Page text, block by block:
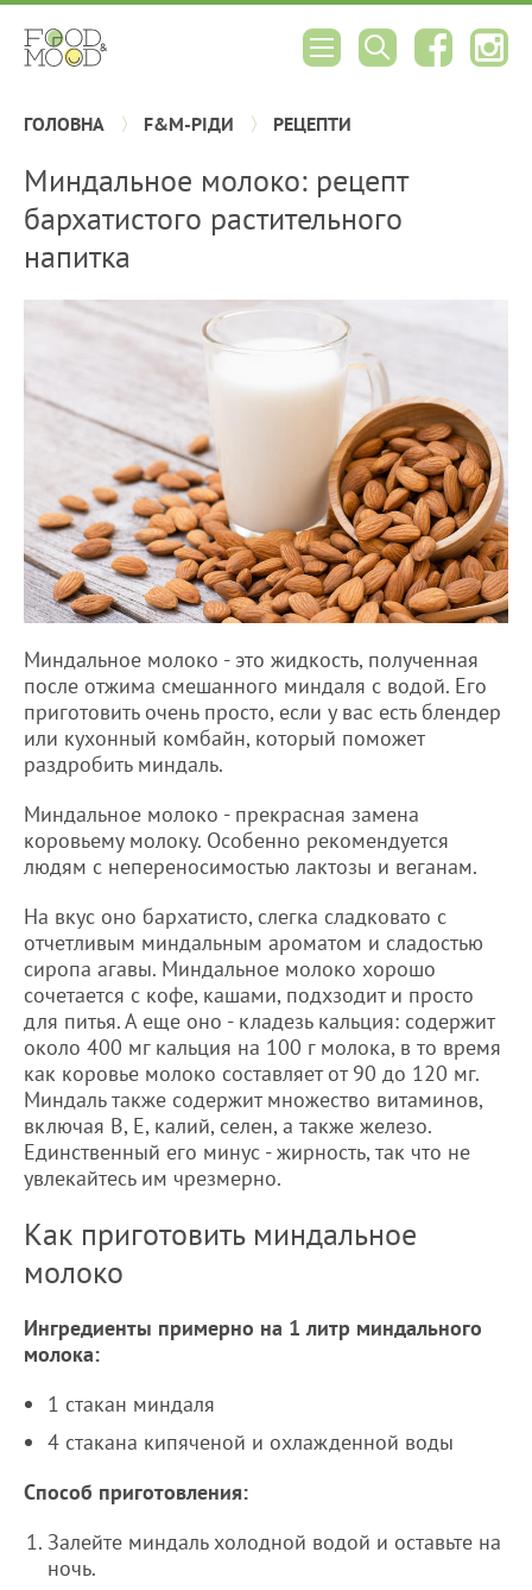
ГОЛОВНА F&M-РІДИ РЕЦЕПТИ
Миндальное молоко: рецепт
бархатистого растительного
напитка
Миндальное молоко - это жидкость, полученная
после отжима смешанного миндаля с водой. Его
приготовить очень просто, если у вас есть блендер
или кухонный комбайн, который поможет
раздробить миндаль.
Миндальное молоко - прекрасная замена
коровьему молоку. Особенно рекомендуется
людям с непереносимостью лактозы и веганам.
На вкус оно бархатисто, слегка сладковато с
отчетливым миндальным ароматом и сладостью
сиропа агавы. Миндальное молоко хорошо
сочетается с кофе, кашами, подхзодит и просто
для питья. А еще оно - кладезь кальция: содержит
около 400 мг кальция на 100 г молока, в то время
как коровье молоко составляет от 90 до 120 мг.
Миндаль также содержит множество витаминов,
включая B, E, калий, селен, а также железо.
Единственный его минус - жирность, так что не
увлекайтесь им чрезмерно.
Как приготовить миндальное
молоко
Ингредиенты примерно на 1 литр миндального
молока:
1 стакан миндаля
4 стакана кипяченой и охлажденной воды
Способ приготовления:
Залейте миндаль холодной водой и оставьте на
ночь.